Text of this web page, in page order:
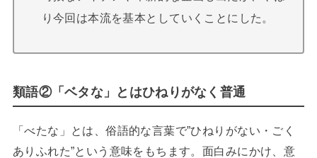
り今回は本流を基本としていくことにした。
類語②「ベタな」とはひねりがなく普通
「べたな」とは、俗語的な言葉で”ひねりがない・ごく
ありふれた”という意味をもちます。面白みにかけ、意